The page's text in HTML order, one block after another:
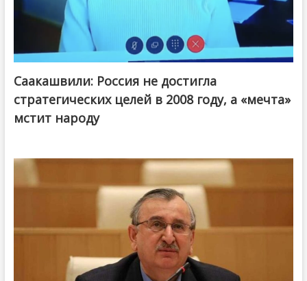
Саакашвили: Россия не достигла
стратегических целей в 2008 году, а «мечта»
мстит народу